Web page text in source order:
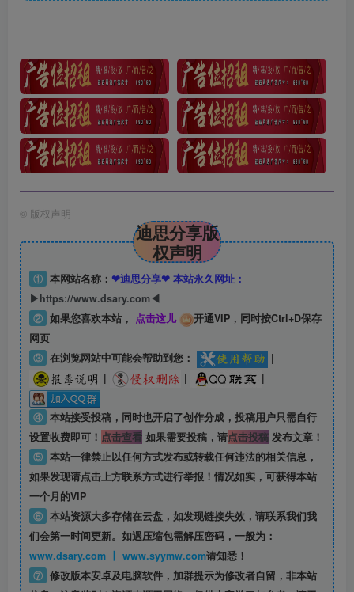
© 版权声明
迪思分享版
权声明
① 本网站名称： ❤迪思分享❤ 本站永久网址：
▶https://www.dsary.com◀
② 如果您喜欢本站， 点击这儿
开通VIP，同时按Ctrl+D保存
网页
③ 在浏览网站中可能会帮助到您：
|
|
| |
④ 本站接受投稿，同时也开启了创作分成，投稿用户只需自行
设置收费即可！ 点击查看如果需要投稿，请点击投稿发布文章！
⑤ 本站一律禁止以任何方式发布或转载任何违法的相关信息，
如果发现请点击上方联系方式进行举报！情况如实，可获得本站
一个月的VIP
⑥ 本站资源大多存储在云盘，如发现链接失效，请联系我们我
们会第一时间更新。如遇压缩包需解压密码，一般为：
www.dsary.com 丨 www.syymw.com请知悉！
⑦ 修改版本安卓及电脑软件，加群提示为修改者自留， 非本站